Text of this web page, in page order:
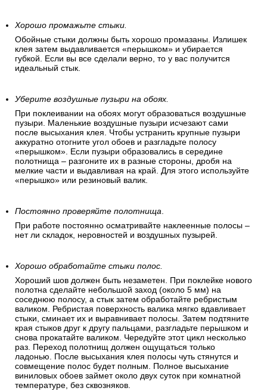
Хорошо промажьте стыки.
Обойные стыки должны быть хорошо промазаны. Излишек
клея затем выдавливается «перышком» и убирается
губкой. Если вы все сделали верно, то у вас получится
идеальный стык.
Уберите воздушные пузыри на обоях.
При поклеивании на обоях могут образоваться воздушные
пузыри. Маленькие воздушные пузыри исчезают сами
после высыхания клея. Чтобы устранить крупные пузыри
аккуратно отогните угол обоев и разгладьте полосу
«перышком». Если пузыри образовались в середине
полотнища – разгоните их в разные стороны, дробя на
мелкие части и выдавливая на край. Для этого используйте
«перышко» или резиновый валик.
Постоянно проверяйте полотнища.
При работе постоянно осматривайте наклеенные полосы –
нет ли складок, неровностей и воздушных пузырей.
Хорошо обработайте стыки полос.
Хороший шов должен быть незаметен. При поклейке нового
полотна сделайте небольшой заход (около 5 мм) на
соседнюю полосу, а стык затем обработайте ребристым
валиком. Ребристая поверхность валика мягко вдавливает
стыки, сминает их и выравнивает полосы. Затем подтяните
края стыков друг к другу пальцами, разгладьте перышком и
снова прокатайте валиком. Чередуйте этот цикл несколько
раз. Переход полотнищ должен ощущаться только
ладонью. После высыхания клея полосы чуть стянутся и
совмещение полос будет полным. Полное высыхание
виниловых обоев займет около двух суток при комнатной
температуре, без сквозняков.